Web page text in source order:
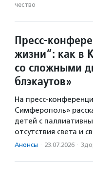
чест­во
Пресс-
жизни”: как в
со сложными
блэкаутов»
На пресс-
Симферополь»
детей с
отсутствия света и
Анонсы · 23.07.2026 ·